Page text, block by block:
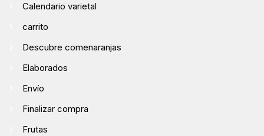
Calendario varietal
carrito
Descubre comenaranjas
Elaborados
Envío
Finalizar compra
Frutas